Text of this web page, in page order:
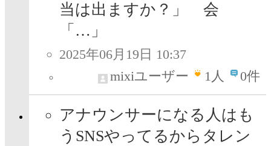
当は出ますか？」 会
「…」
2025年06月19日 10:37
mixiユーザー
1人 0件
アナウンサーになる人はも
うSNSやってるからタレン